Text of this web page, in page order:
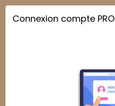

Connexion compte PRO